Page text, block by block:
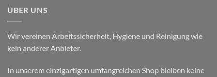
ÜBER UNS
Wir vereinen Arbeitssicherheit, Hygiene und Reinigung wie
kein anderer Anbieter.
In unserem einzigartigen umfangreichen Shop bleiben keine